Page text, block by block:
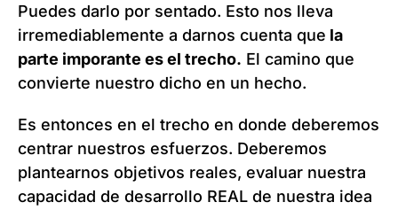
Puedes darlo por sentado. Esto nos lleva
irremediablemente a darnos cuenta que la
parte imporante es el trecho. El camino que
convierte nuestro dicho en un hecho.
Es entonces en el trecho en donde deberemos
centrar nuestros esfuerzos. Deberemos
plantearnos objetivos reales, evaluar nuestra
capacidad de desarrollo REAL de nuestra idea